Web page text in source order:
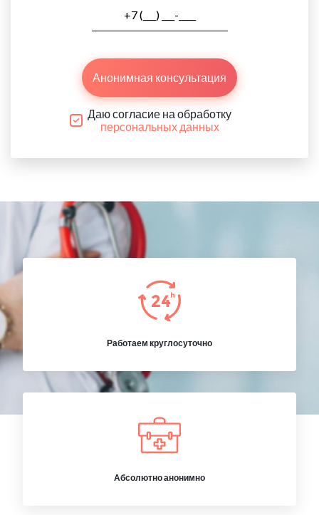
Анонимная консультация
Даю согласие на обработку
персональных данных
Работаем круглосуточно
Абсолютно анонимно